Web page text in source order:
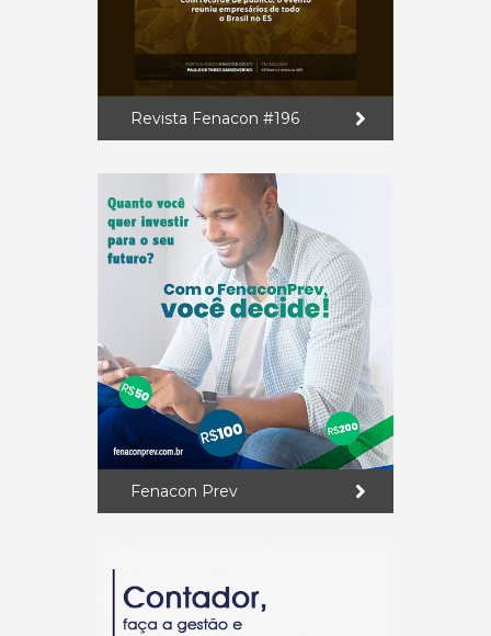
Revista Fenacon #196
Fenacon Prev